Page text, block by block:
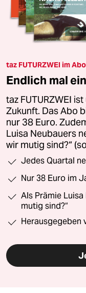
taz FUTURZWEI im
Endlich mal
taz FUTURZWEI
Zukunft. Das Abo
nur 38 Euro.
Luisa Neubauers
wir mutig sind?“
Jedes Quartal
Nur 38 Euro im
Als Prämie Luisa
mutig sind?“
Herausgegeben